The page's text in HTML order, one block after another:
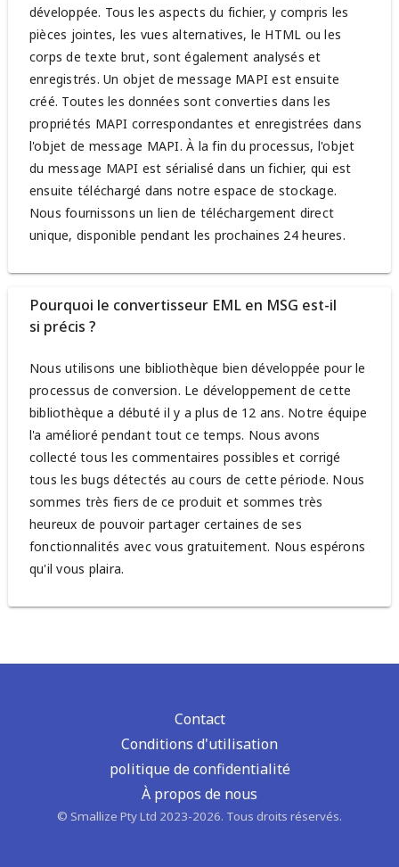
développée. Tous les aspects du fichier, y compris les
pièces jointes, les vues alternatives, le HTML ou les
corps de texte brut, sont également analysés et
enregistrés. Un objet de message MAPI est ensuite
créé. Toutes les données sont converties dans les
propriétés MAPI correspondantes et enregistrées dans
l'objet de message MAPI. À la fin du processus, l'objet
du message MAPI est sérialisé dans un fichier, qui est
ensuite téléchargé dans notre espace de stockage.
Nous fournissons un lien de téléchargement direct
unique, disponible pendant les prochaines 24 heures.
Pourquoi le convertisseur EML en MSG est-il
si précis ?
Nous utilisons une bibliothèque bien développée pour le
processus de conversion. Le développement de cette
bibliothèque a débuté il y a plus de 12 ans. Notre équipe
l'a amélioré pendant tout ce temps. Nous avons
collecté tous les commentaires possibles et corrigé
tous les bugs détectés au cours de cette période. Nous
sommes très fiers de ce produit et sommes très
heureux de pouvoir partager certaines de ses
fonctionnalités avec vous gratuitement. Nous espérons
qu'il vous plaira.
Contact
Conditions d'utilisation
politique de confidentialité
À propos de nous
© Smallize Pty Ltd 2023-2026. Tous droits réservés.